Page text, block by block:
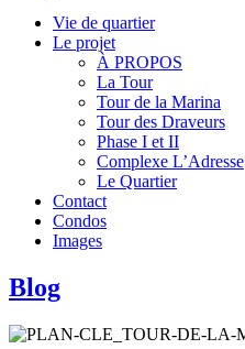
Vie de quartier
Le projet
À PROPOS
La Tour
Tour de la Marina
Tour des Draveurs
Phase I et II
Complexe L’Adresse
Le Quartier
Contact
Condos
Images
Blog